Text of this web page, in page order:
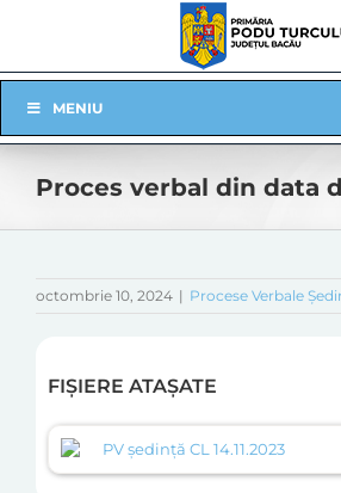
Navigation
MENIU
Proces verbal din data
octombrie 10, 2024 | Procese Verbale
FIȘIERE ATAȘATE
PV ședință CL 14.11.2023